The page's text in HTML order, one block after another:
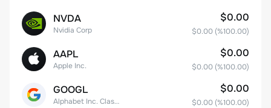
NVDA
Nvidia Corp
$0.00
$0.00 (%100.00)
AAPL
Apple Inc.
$0.00
$0.00 (%100.00)
GOOGL
Alphabet Inc. Class A Common Stock
$0.00
$0.00 (%100.00)